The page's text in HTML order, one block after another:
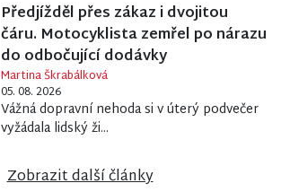
Předjížděl přes zákaz i dvojitou
čáru. Motocyklista zemřel po nárazu
do odbočující dodávky
Martina Škrabálková
05. 08. 2026
Vážná dopravní nehoda si v úterý podvečer
vyžádala lidský ži...
Zobrazit další články